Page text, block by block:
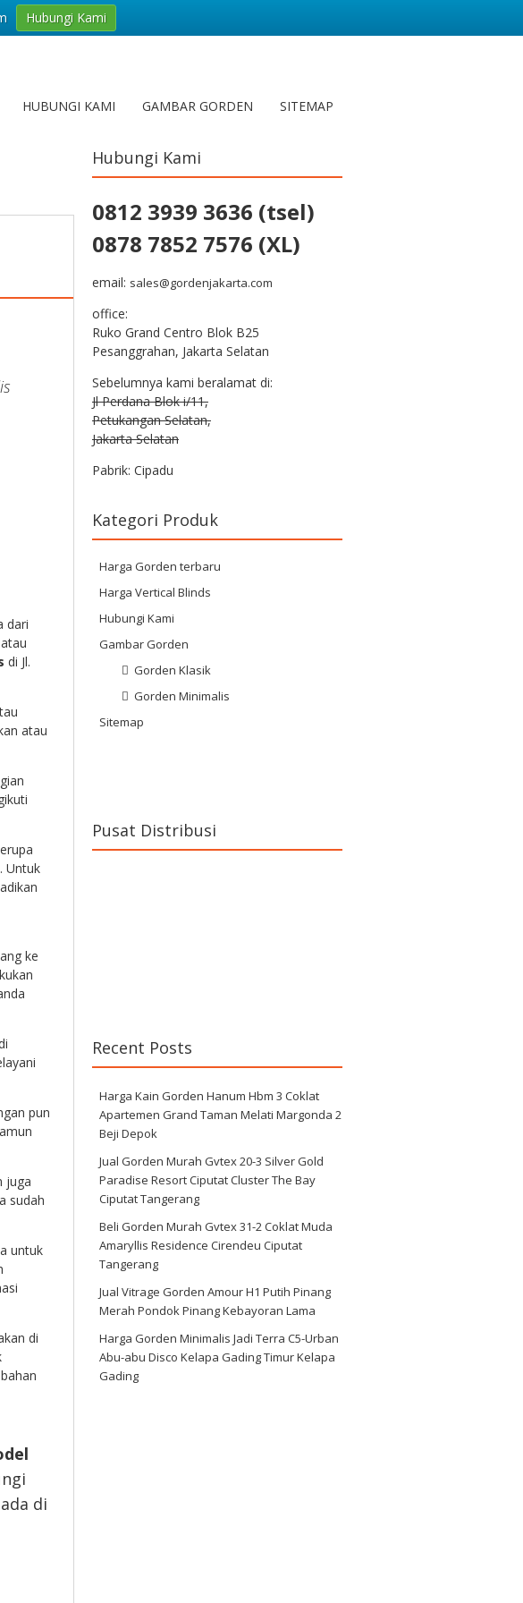
HUBUNGI KAMI GAMBAR GORDEN SITEMAP
dari
di Jl.
atau
Untuk
ke
pun
juga
sudah
untuk
di
di
Hubungi Kami
0812 3939 3636 (tsel)
0878 7852 7576 (XL)
email: sales@gordenjakarta.com
office:
Ruko Grand Centro Blok B25
Pesanggrahan, Jakarta Selatan
Sebelumnya kami beralamat di:
Jl Perdana Blok i/11,
Petukangan Selatan,
Jakarta Selatan
Pabrik: Cipadu
Kategori Produk
Harga Gorden terbaru
Harga Vertical Blinds
Hubungi Kami
Gambar Gorden
Gorden Klasik
Gorden Minimalis
Sitemap
Pusat Distribusi
Recent Posts
Harga Kain Gorden Hanum Hbm 3 Coklat
Apartemen Grand Taman Melati Margonda 2
Beji Depok
Jual Gorden Murah Gvtex 20-3 Silver Gold
Paradise Resort Ciputat Cluster The Bay
Ciputat Tangerang
Beli Gorden Murah Gvtex 31-2 Coklat Muda
Amaryllis Residence Cirendeu Ciputat
Tangerang
Jual Vitrage Gorden Amour H1 Putih Pinang
Merah Pondok Pinang Kebayoran Lama
Harga Gorden Minimalis Jadi Terra C5-Urban
Abu-abu Disco Kelapa Gading Timur Kelapa
Gading
Hubungi Kami